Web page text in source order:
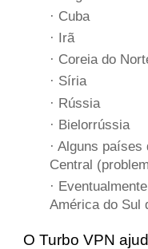
· Cuba
· Irã
· Coreia do
· Síria
· Rússia
· Bielorrússia
· Alguns
Central
·
América do Sul
O Turbo VPN